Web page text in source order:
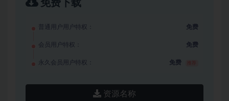
免费下载
普通用户用户特权： 免费
会员用户特权： 免费
永久会员用户特权： 免费
资源名称